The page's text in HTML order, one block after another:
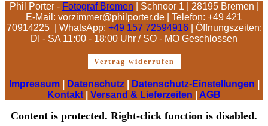
Phil Porter - Fotograf Bremen | Schnoor 1 | 28195 Bremen |
E-Mail: vorzimmer@philporter.de | Telefon: +49 421
70914225 | WhatsApp: +49 157 72594916| Öffnungszeiten:
DI - SA 11:00 - 18:00 Uhr / SO - MO Geschlossen
Vertrag widerrufen
Impressum| Datenschutz| Datenschutz-Einstellungen
Kontakt
Versand & Lieferzeiten AGB
Content is protected. Right-click function is disabled.